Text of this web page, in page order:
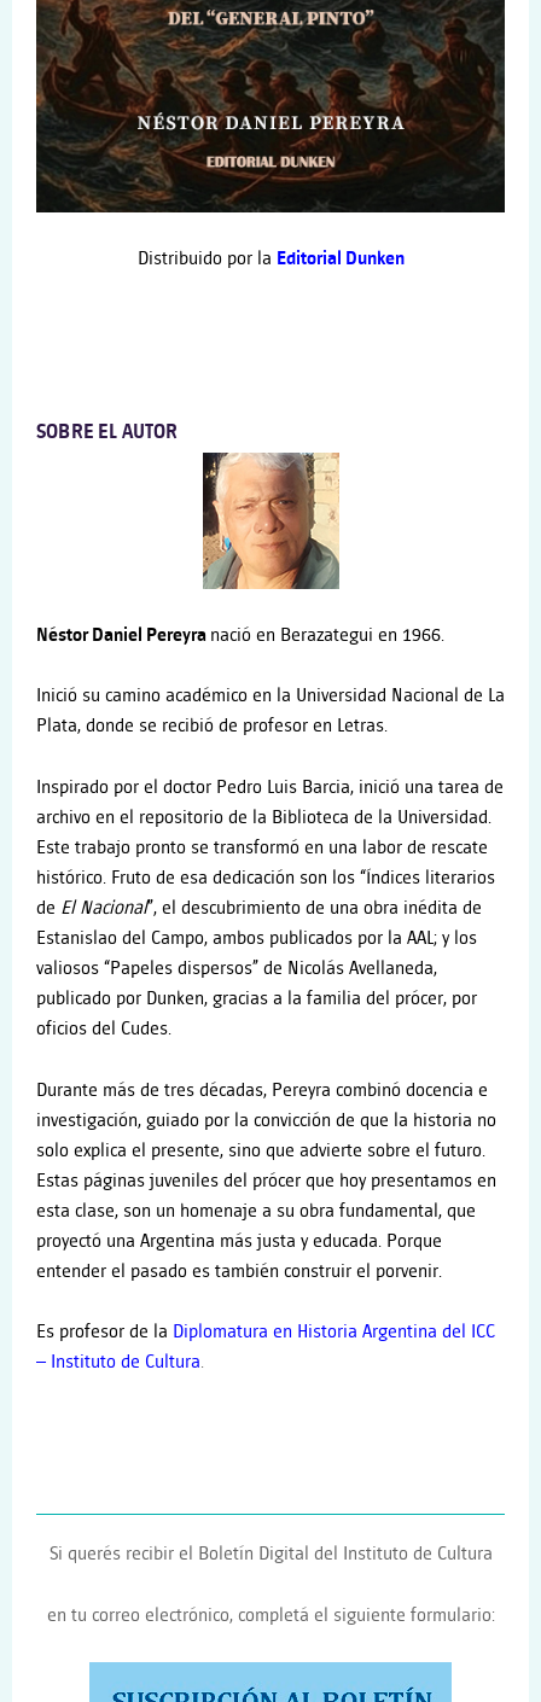
Distribuido por la Editorial Dunken
SOBRE EL AUTOR
Néstor Daniel Pereyra nació en Berazategui en 1966.
Inició su camino académico en la Universidad Nacional de La
Plata, donde se recibió de profesor en Letras.
Inspirado por el doctor Pedro Luis Barcia, inició una tarea de
archivo en el repositorio de la Biblioteca de la Universidad.
Este trabajo pronto se transformó en una labor de rescate
histórico. Fruto de esa dedicación son los “Índices literarios
de El Nacional”, el descubrimiento de una obra inédita de
Estanislao del Campo, ambos publicados por la AAL; y los
valiosos “Papeles dispersos” de Nicolás Avellaneda,
publicado por Dunken, gracias a la familia del prócer, por
oficios del Cudes.
Durante más de tres décadas, Pereyra combinó docencia e
investigación, guiado por la convicción de que la historia no
solo explica el presente, sino que advierte sobre el futuro.
Estas páginas juveniles del prócer que hoy presentamos en
esta clase, son un homenaje a su obra fundamental, que
proyectó una Argentina más justa y educada. Porque
entender el pasado es también construir el porvenir.
Es profesor de la Diplomatura en Historia Argentina del ICC
– Instituto de Cultura.
Si querés recibir el Boletín Digital del Instituto de Cultura
en tu correo electrónico, completá el siguiente formulario: